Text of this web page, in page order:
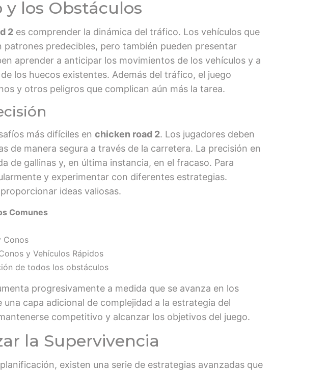
los Obstáculos
2 es comprender la dinámica del tráfico. Los vehículos que
predecibles, pero también pueden presentar
aprender a anticipar los movimientos de los vehículos y a
los huecos existentes. Además del tráfico, el juego
y otros peligros que complican aún más la tarea.
más difíciles en chicken road 2. Los jugadores deben
de manera segura a través de la carretera. La precisión en
de gallinas y, en última instancia, en el fracaso. Para
y experimentar con diferentes estrategias.
ideas valiosas.
Comunes
Conos
y Vehículos Rápidos
de todos los obstáculos
progresivamente a medida que se avanza en los
capa adicional de complejidad a la estrategia del
competitivo y alcanzar los objetivos del juego.
la Supervivencia
existen una serie de estrategias avanzadas que